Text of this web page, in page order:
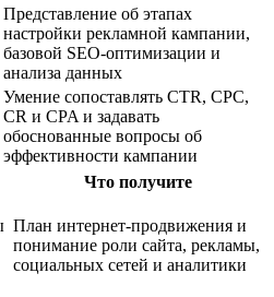
Представление об этапах
настройки рекламной кампании,
базовой SEO-оптимизации и
анализа данных
Умение сопоставлять CTR, CPC,
CR и CPA и задавать
обоснованные вопросы об
эффективности кампании
Что получите
План интернет-продвижения и
понимание роли сайта, рекламы,
социальных сетей и аналитики